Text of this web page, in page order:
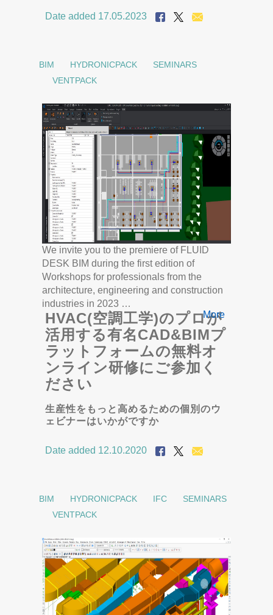
Date added 17.05.2023
BIM HYDRONICPACK
SEMINARS
VENTPACK
We invite you to the premiere of FLUID
DESK BIM during the first edition of
Workshops for professionals from the
architecture, engineering and construction
industries in 2023 …
More
HVAC(空調工学)のプロが
活用する有名CAD&BIMプ
ラットフォームの無料オ
ンライン研修にご参加く
ださい
生産性をもっと高めるための個別のウ
ェビナーはいかがですか
Date added 12.10.2020
BIM HYDRONICPACK IFC
SEMINARS
VENTPACK